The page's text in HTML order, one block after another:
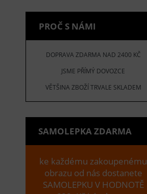
PROČ S NÁMI
DOPRAVA ZDARMA NAD 2400 KČ
JSME PŘÍMÝ DOVOZCE
VĚTŠINA ZBOŽÍ TRVALE SKLADEM
SAMOLEPKA ZDARMA
ke každému zakoupenému
obrazu od nás dostanete
SAMOLEPKU V HODNOTĚ